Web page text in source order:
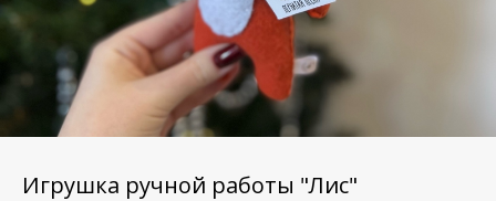
Игрушка ручной работы "Лис"